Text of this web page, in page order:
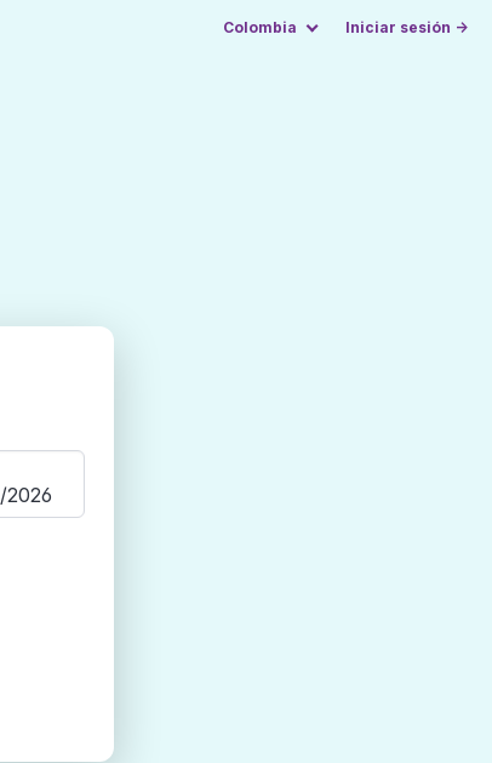
Colombia Iniciar sesión →